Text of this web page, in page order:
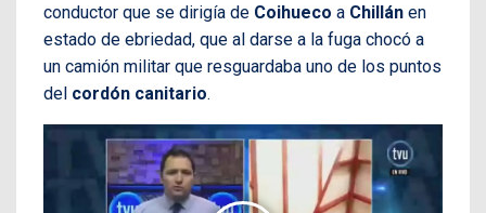
conductor que se dirigía de Coihueco a Chillán en
estado de ebriedad, que al darse a la fuga chocó a
un camión militar que resguardaba uno de los puntos
del cordón canitario.